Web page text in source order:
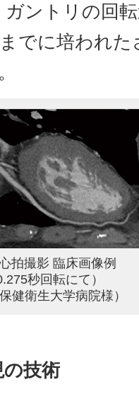
ガントリの回
でに培われ
拍撮影 臨床画像例
秒回転にて）
健衛生大学病院様）
の技術